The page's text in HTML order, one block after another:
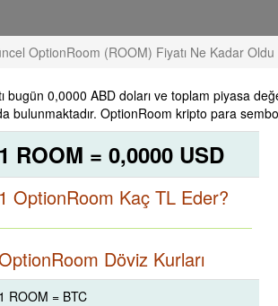
OptionRoom (ROOM) Fiyatı Ne Kadar Oldu
bugün 0,0000 ABD doları ve toplam piyasa
bulunmaktadır. OptionRoom kripto para
1 ROOM = 0,0000 USD
1 OptionRoom Kaç TL Eder?
Döviz Kurları
1 ROOM = BTC